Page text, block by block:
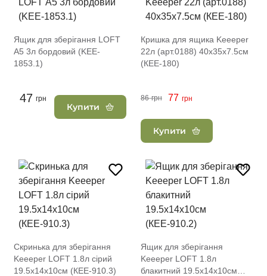
Ящик для зберігання LOFT
А5 3л бордовий (KEE-
1853.1)
47 грн
Купити
Кришка для ящика Keeeper
22л (арт.0188) 40x35x7.5см
(КЕЕ-180)
86 грн 77 грн
Купити
Скринька для зберігання
Keeeper LOFT 1.8л сірий
19.5х14х10см (КЕЕ-910.3)
Ящик для зберігання
Keeeper LOFT 1.8л
блакитний 19.5х14х10см